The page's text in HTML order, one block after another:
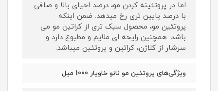
اما در پروتئینه کردن مو، درصد احیای بالا و صافی
با درصد پایین تری رخ میدهد. ضمن اینکه
پروتئین مو، محصول سبک تری از کراتین مو می
باشد. همچنین رایحه ای ملایم و مطبوع دارد و
سرشار از کلاژن، کراتین و پروتئین میباشد.
ویژگی‌های پروتئین مو نانو خاویار 1000 میل